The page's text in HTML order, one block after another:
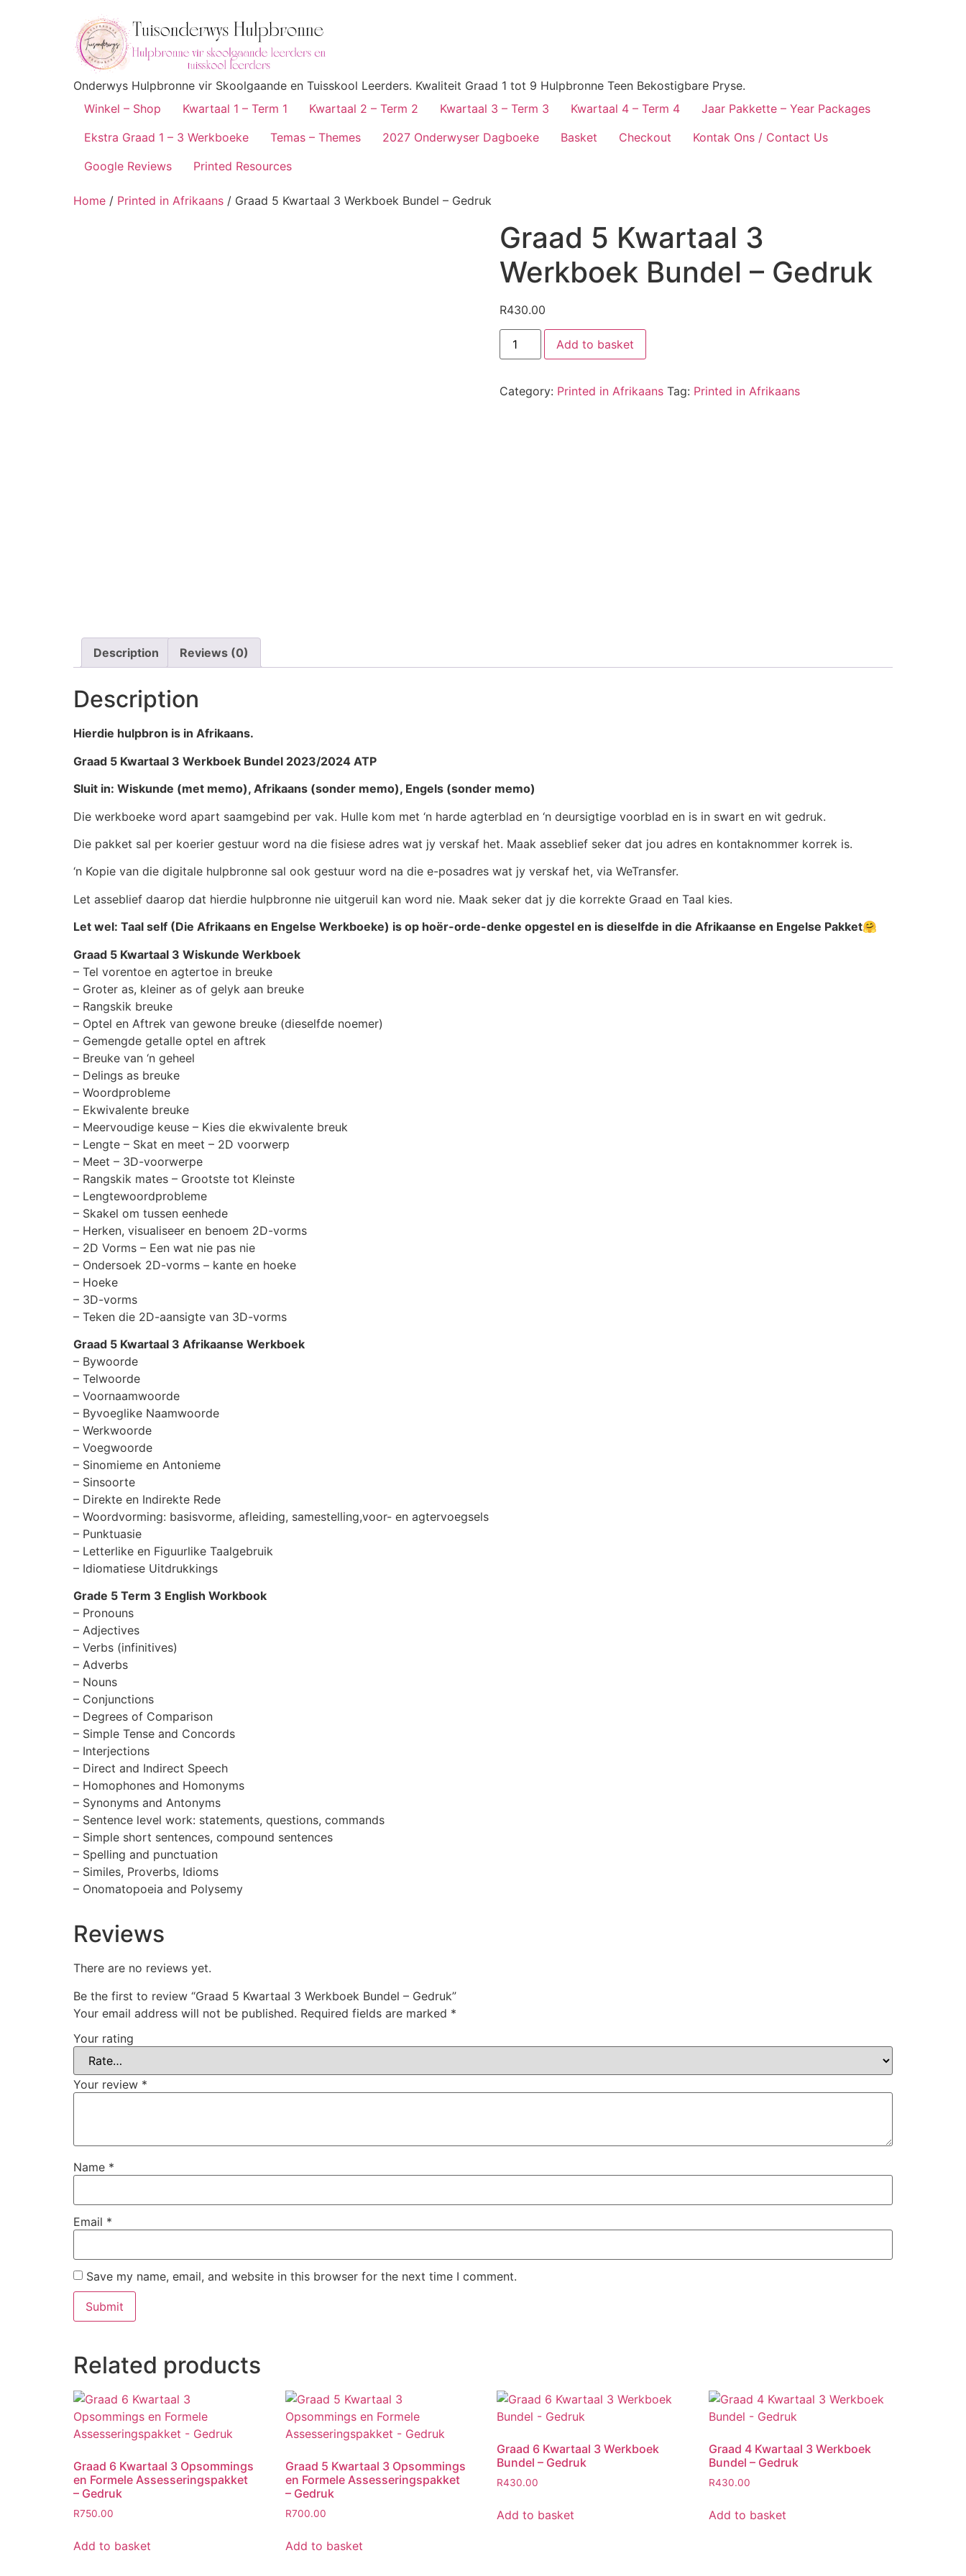
Onderwys Hulpbronne vir Skoolgaande en Tuisskool Leerders. Kwaliteit Graad 1 tot 9 Hulpbronne Teen Bekostigbare Pryse.
Winkel – Shop
Kwartaal 1 – Term 1 Kwartaal 2 – Term 2 Kwartaal 3 – Term 3 Kwartaal 4 – Term 4
Jaar Pakkette – Year Packages
Ekstra Graad 1 – 3 Werkboeke
Temas – Themes 2027 Onderwyser Dagboeke Basket Checkout
Kontak Ons / Contact Us
Google Reviews
Printed Resources
Home / Printed in Afrikaans / Graad 5 Kwartaal 3 Werkboek Bundel – Gedruk
Graad 5 Kwartaal 3
Werkboek Bundel – Gedruk
R430.00
Add to basket
Category: Printed in Afrikaans Tag: Printed in Afrikaans
Description Reviews (0)
Description
Hierdie hulpbron is in Afrikaans.
Graad 5 Kwartaal 3 Werkboek Bundel 2023/2024 ATP
Sluit in: Wiskunde (met memo), Afrikaans (sonder memo), Engels (sonder memo)
Die werkboeke word apart saamgebind per vak. Hulle kom met ‘n harde agterblad en ‘n deursigtige voorblad en is in swart en wit gedruk.
Die pakket sal per koerier gestuur word na die fisiese adres wat jy verskaf het. Maak asseblief seker dat jou adres en kontaknommer korrek is.
‘n Kopie van die digitale hulpbronne sal ook gestuur word na die e-posadres wat jy verskaf het, via WeTransfer.
Let asseblief daarop dat hierdie hulpbronne nie uitgeruil kan word nie. Maak seker dat jy die korrekte Graad en Taal kies.
Let wel: Taal self (Die Afrikaans en Engelse Werkboeke) is op hoër-orde-denke opgestel en is dieselfde in die Afrikaanse en Engelse Pakket🤗
Graad 5 Kwartaal 3 Wiskunde Werkboek
– Tel vorentoe en agtertoe in breuke
– Groter as, kleiner as of gelyk aan breuke
– Rangskik breuke
– Optel en Aftrek van gewone breuke (dieselfde noemer)
– Gemengde getalle optel en aftrek
– Breuke van ‘n geheel
– Delings as breuke
– Woordprobleme
– Ekwivalente breuke
– Meervoudige keuse – Kies die ekwivalente breuk
– Lengte – Skat en meet – 2D voorwerp
– Meet – 3D-voorwerpe
– Rangskik mates – Grootste tot Kleinste
– Lengtewoordprobleme
– Skakel om tussen eenhede
– Herken, visualiseer en benoem 2D-vorms
– 2D Vorms – Een wat nie pas nie
– Ondersoek 2D-vorms – kante en hoeke
– Hoeke
– 3D-vorms
– Teken die 2D-aansigte van 3D-vorms
Graad 5 Kwartaal 3 Afrikaanse Werkboek
– Bywoorde
– Telwoorde
– Voornaamwoorde
– Byvoeglike Naamwoorde
– Werkwoorde
– Voegwoorde
– Sinomieme en Antonieme
– Sinsoorte
– Direkte en Indirekte Rede
– Woordvorming: basisvorme, afleiding, samestelling,voor- en agtervoegsels
– Punktuasie
– Letterlike en Figuurlike Taalgebruik
– Idiomatiese Uitdrukkings
Grade 5 Term 3 English Workbook
– Pronouns
– Adjectives
– Verbs (infinitives)
– Adverbs
– Nouns
– Conjunctions
– Degrees of Comparison
– Simple Tense and Concords
– Interjections
– Direct and Indirect Speech
– Homophones and Homonyms
– Synonyms and Antonyms
– Sentence level work: statements, questions, commands
– Simple short sentences, compound sentences
– Spelling and punctuation
– Similes, Proverbs, Idioms
– Onomatopoeia and Polysemy
Reviews
There are no reviews yet.
Be the first to review “Graad 5 Kwartaal 3 Werkboek Bundel – Gedruk”
Your email address will not be published. Required fields are marked *
Your rating
Your review *
Name *
Email *
Save my name, email, and website in this browser for the next time I comment.
Related products
Graad 6 Kwartaal 3 Opsommings
en Formele Assesseringspakket
– Gedruk
R750.00
Add to basket
Graad 5 Kwartaal 3 Opsommings
en Formele Assesseringspakket
– Gedruk
R700.00
Add to basket
Graad 6 Kwartaal 3 Werkboek
Bundel – Gedruk
R430.00
Add to basket
Graad 4 Kwartaal 3 Werkboek
Bundel – Gedruk
R430.00
Add to basket